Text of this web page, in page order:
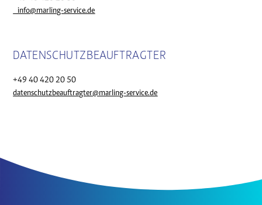
info@marling-service.de
DATENSCHUTZBEAUFTRAGTER
+49 40 420 20 50
datenschutzbeauftragter@marling-service.de